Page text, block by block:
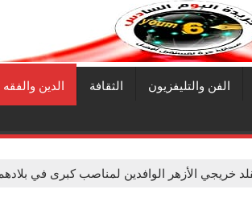
الفن والتليفزيون الثقافة الدين والفقه
خريجي الأزهر الوافدين لمناصب كبرى في